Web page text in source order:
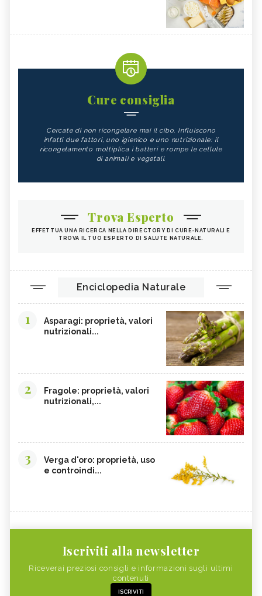
Cure consiglia
Cercate di non ricongelare mai il cibo. Influiscono
infatti due fattori, uno igienico e uno nutrizionale: il
ricongelamento moltiplica i batteri e rompe le cellule
di animali e vegetali.
Trova Esperto
EFFETTUA UNA RICERCA NELLA DIRECTORY DI CURE-NATURALI E
TROVA IL TUO ESPERTO DI SALUTE NATURALE.
Enciclopedia Naturale
1
Asparagi: proprietà, valori
nutrizionali...
2
Fragole: proprietà, valori
nutrizionali,...
3
Verga d'oro: proprietà, uso
e controindi...
Iscriviti alla newsletter
Riceverai preziosi consigli e informazioni sugli ultimi
contenuti
ISCRIVITI